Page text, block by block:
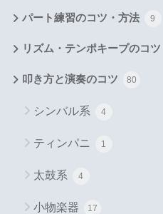
パート練習のコツ・方法 9
リズム・テンポキープのコツ
叩き方と演奏のコツ 80
シンバル系 4
ティンパニ 1
太鼓系 4
小物楽器 17